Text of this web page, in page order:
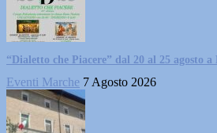
“Dialetto che Piacere” dal 20 al 25 agosto a
Eventi Marche 7 Agosto 2026